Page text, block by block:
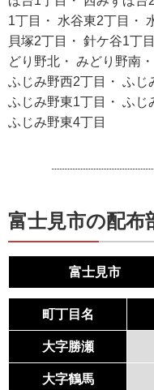
1丁目・ 水谷東2丁目・
貝塚2丁目・ 針ケ谷1丁
どり野北・ みどり野南
ふじみ野西2丁目・ ふじ
ふじみ野東1丁目・ ふじ
ふじみ野東4丁目
富士見市の配布
富士見市
町丁目名
大字勝瀬
大字鶴馬